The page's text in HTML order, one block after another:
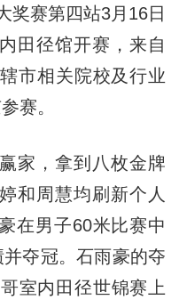
赛第四站3月16日
田径馆开赛，来自
市相关院校及行业
赛。
，拿到八枚金牌
和周慧均刷新个人
在男子60米比赛中
夺冠。石雨豪的夺
室内田径世锦赛上